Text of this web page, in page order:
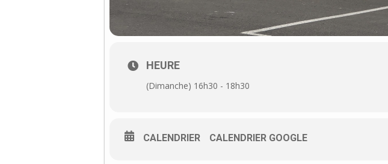
HEURE
(Dimanche) 16h30 - 18h30
CALENDRIER CALENDRIER GOOGLE